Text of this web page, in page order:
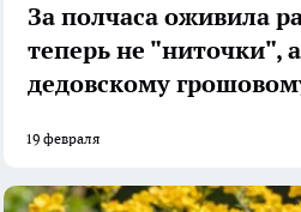
За полчаса оживила
теперь не "ниточки",
дедовскому
19 февраля